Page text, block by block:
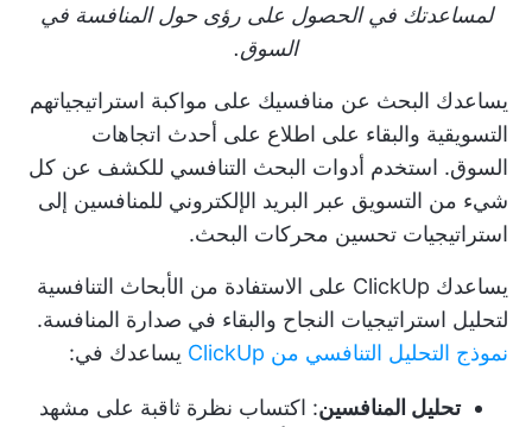
لمساعدتك في الحصول على رؤى حول المنافسة في
السوق.
يساعدك البحث عن منافسيك على مواكبة استراتيجياتهم
التسويقية والبقاء على اطلاع على أحدث اتجاهات
السوق. استخدم أدوات البحث التنافسي للكشف عن كل
شيء من التسويق عبر البريد الإلكتروني للمنافسين إلى
استراتيجيات تحسين محركات البحث.
يساعدك ClickUp على الاستفادة من الأبحاث التنافسية
لتحليل استراتيجيات النجاح والبقاء في صدارة المنافسة.
نموذج التحليل التنافسي من ClickUp
يساعدك في:
تحليل المنافسين: اكتساب نظرة ثاقبة على مشهد